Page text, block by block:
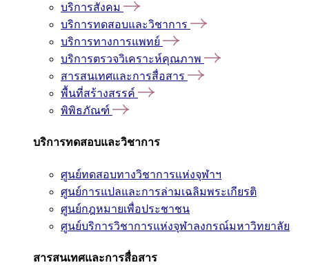
บริการสังคม
บริการทดสอบและวิชาการ
บริการทางการแพทย์
บริการตรวจวิเคราะห์คุณภาพ
สารสนเทศและการสื่อสาร
พื้นที่สร้างสรรค์
พิพิธภัณฑ์
บริการทดสอบและวิชาการ
ศูนย์ทดสอบทางวิชาการแห่งจุฬาฯ
ศูนย์การแปลและการล่ามเฉลิมพระเกียรติ
ศูนย์กฎหมายเพื่อประชาชน
ศูนย์บริการวิชาการแห่งจุฬาลงกรณ์มหาวิทยาลัย
สารสนเทศและการสื่อสาร